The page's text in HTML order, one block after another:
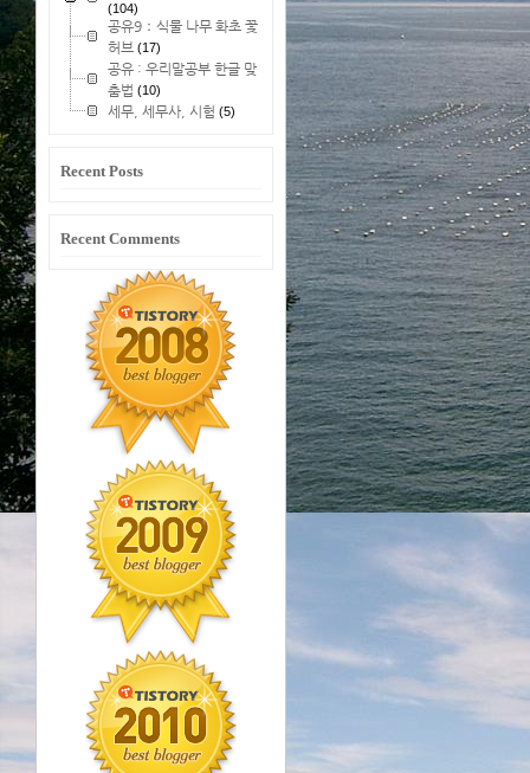
(104)
공유9：식물 나무 화초 꽃
허브 (17)
공유 : 우리말공부 한글 맞
춤법 (10)
세무, 세무사, 시험 (5)
Recent Posts
Recent Comments